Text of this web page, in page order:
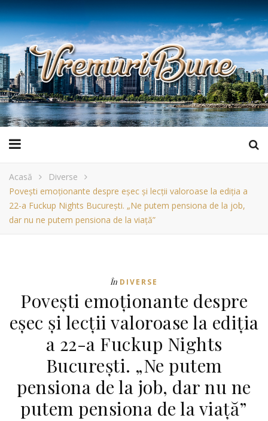
Acasă
Diverse
Povești emoționante despre eșec și lecții valoroase la ediția a
22-a Fuckup Nights București. „Ne putem pensiona de la job,
dar nu ne putem pensiona de la viață”
În DIVERSE
Povești emoționante despre
eșec și lecții valoroase la ediția
a 22-a Fuckup Nights
București. „Ne putem
pensiona de la job, dar nu ne
putem pensiona de la viață”